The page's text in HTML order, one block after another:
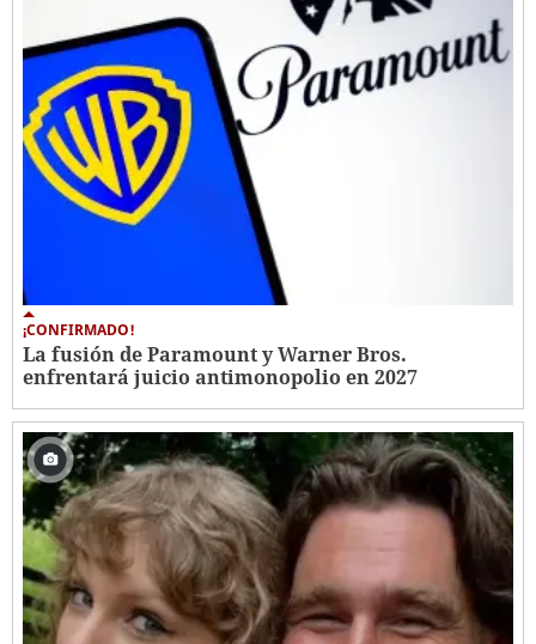
¡CONFIRMADO!
La fusión de Paramount y Warner Bros.
enfrentará juicio antimonopolio en 2027